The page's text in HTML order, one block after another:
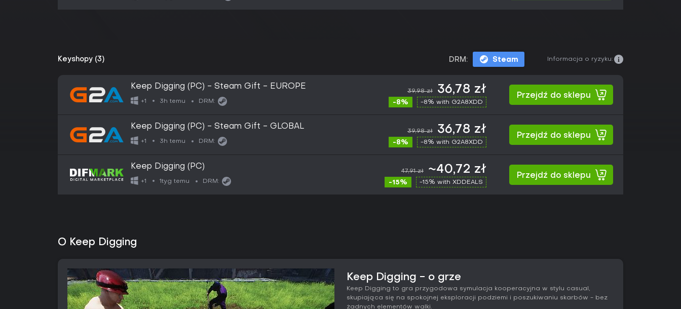
Keyshopy (3) DRM: Steam Informacja o ryzyku:
Keep Digging (PC) - Steam Gift - EUROPE
+1 3h temu DRM:
39,98 zł 36,78 zł
-8% -8% with G2A8XDD
Przejdź do sklepu
Keep Digging (PC) - Steam Gift - GLOBAL
+1 3h temu DRM:
39,98 zł 36,78 zł
-8% -8% with G2A8XDD
Przejdź do sklepu
Keep Digging (PC)
+1 1tyg temu DRM:
47,91 zł ~40,72 zł
-15% -15% with XDDEALS
Przejdź do sklepu
O Keep Digging
Keep Digging - o grze
Keep Digging to gra przygodowa symulacja kooperacyjna w stylu casual,
skupiająca się na spokojnej eksploracji podziemi i poszukiwaniu skarbów - bez
żadnych elementów walki.